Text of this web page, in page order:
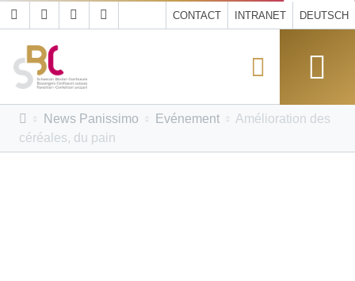
CONTACT INTRANET DEUTSCH
News Panissimo Evénement
Amélioration des
céréales, du pain